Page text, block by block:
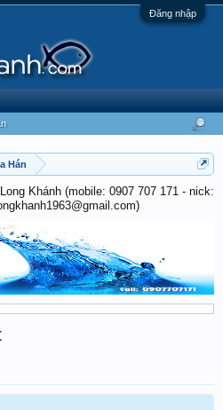
Đăng nhập
Hán
Khánh (mobile: 0907 707 171 - nick: